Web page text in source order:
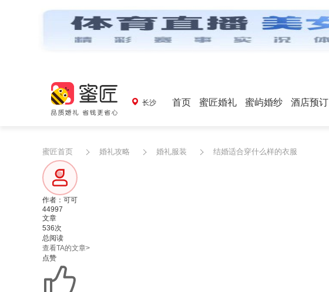
长沙 首页 蜜匠婚礼 蜜屿婚纱 酒店预订
蜜匠首页 婚礼攻略 婚礼服装 结婚适合穿什么样的衣服
作者：可可
44997
文章
536次
总阅读
查看TA的文章>
点赞